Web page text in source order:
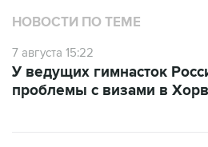
НОВОСТИ ПО ТЕМЕ
7 августа 15:22
У ведущих гимнасток
проблемы с визами в